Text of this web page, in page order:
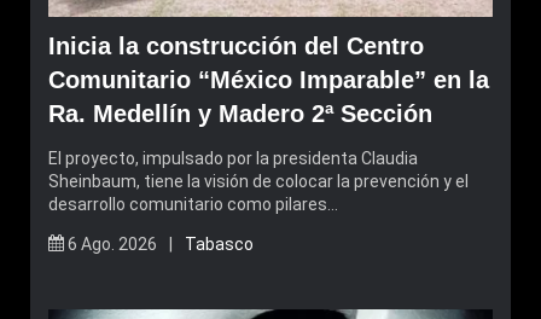
Inicia la construcción del Centro
Comunitario “México Imparable” en la
Ra. Medellín y Madero 2ª Sección
El proyecto, impulsado por la presidenta Claudia
Sheinbaum, tiene la visión de colocar la prevención y el
desarrollo comunitario como pilares…
6 Ago. 2026 | Tabasco